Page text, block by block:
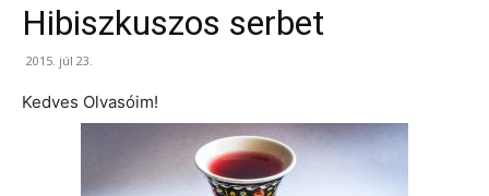
Hibiszkuszos serbet
2015. júl 23.
Kedves Olvasóim!